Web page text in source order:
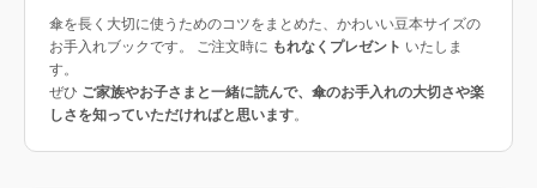
傘を長く大切に使うためのコツをまとめた、かわいい豆本サイズの
お手入れブックです。 ご注文時に もれなくプレゼント いたしま
す。
ぜひ ご家族やお子さまと一緒に読んで、傘のお手入れの大切さや楽
しさを知っていただければと思います。